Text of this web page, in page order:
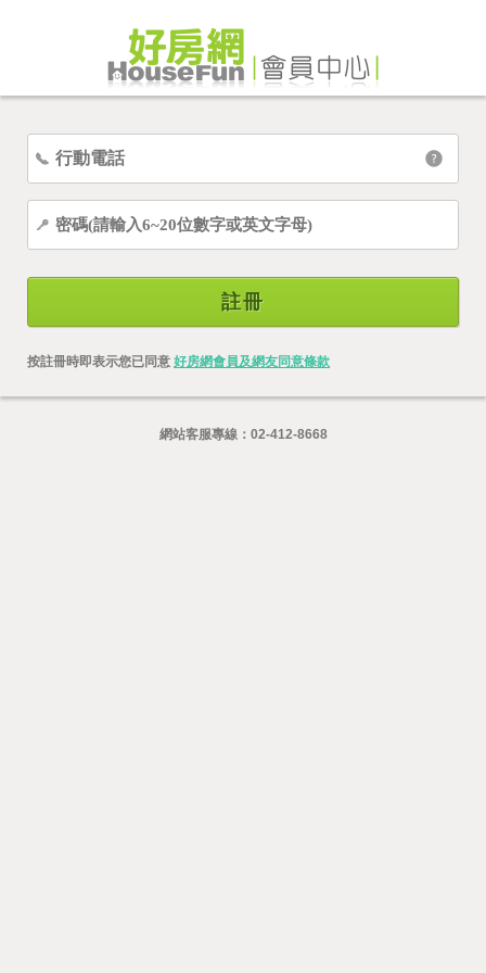
註冊
按註冊時即表示您已同意 好房網會員及網友同意條款
網站客服專線： 02-412-8668